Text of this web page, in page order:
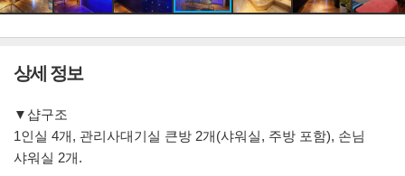
상세 정보
▼샵구조
1인실 4개, 관리사대기실 큰방 2개(샤워실, 주방 포함), 손님
샤워실 2개.